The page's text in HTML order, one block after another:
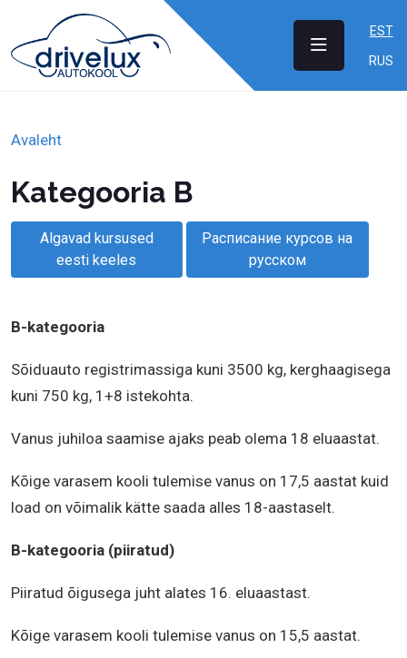
Liigu edasi põhisisu juurde
EST
RUS
Leivapuru
Avaleht
Kategooria B
Algavad kursused
eesti keeles
Расписание курсов на
русском
B-kategooria
Sõiduauto registrimassiga kuni 3500 kg, kerghaagisega
kuni 750 kg, 1+8 istekohta.
Vanus juhiloa saamise ajaks peab olema 18 eluaastat.
Kõige varasem kooli tulemise vanus on 17,5 aastat kuid
load on võimalik kätte saada alles 18-aastaselt.
B-kategooria (piiratud)
Piiratud õigusega juht alates 16. eluaastast.
Kõige varasem kooli tulemise vanus on 15,5 aastat.